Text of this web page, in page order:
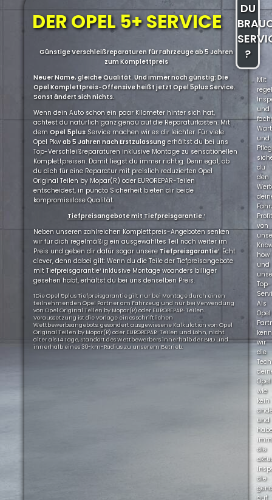
DER OPEL 5+ SERVICE
Günstige Verschleißreparaturen für Fahrzeuge ab 5 Jahren
zum Komplettpreis
Neuer Name, gleiche Qualität. Und immer noch günstig: Die
Opel Komplettpreis-Offensive heißt jetzt Opel 5plus Service.
Sonst ändert sich nichts.
Wenn dein Auto schon ein paar Kilometer hinter sich hat,
achtest du natürlich ganz genau auf die Reparaturkosten. Mit
dem Opel 5plusService machen wir es dir leichter. Für viele
Opel Pkwab 5 Jahren nach Erstzulassungerhältst du bei uns
Top-Verschleißreparaturen inklusive Montage zu sensationellen
Komplettpreisen. Damit liegst du immer richtig. Denn egal, ob
du dich für eine Reparatur mit preislich reduzierten Opel
Original Teilen by Mopar(R) oder EUROREPAR-Teilen
entscheidest, in puncto Sicherheit bieten dir beide
kompromisslose Qualität.
Tiefpreisangebote mit Tiefpreisgarantie.¹
Neben unseren zahlreichen Komplettpreis-Angeboten senken
wir für dich regelmäßig ein ausgewähltes Teil noch weiter im
Preis und geben dir dafür sogar unsere Tiefpreisgarantie¹. Echt
clever, denn dabei gilt: Wenn du die Teile der Tiefpreisangebote
mit Tiefpreisgarantie¹ inklusive Montage woanders billiger
gesehen habt, erhältst du bei uns denselben Preis.
1Die Opel 5plus Tiefpreisgarantie gilt nur bei Montage durch einen
teilnehmenden Opel Partner am Fahrzeug und nur bei Verwendung
von Opel Original Teilen by Mopar(R) oder EUROREPAR-Teilen.
Voraussetzung ist die Vorlage eines schriftlichen
Wettbewerbsangebots: gesondert ausgewiesene Kalkulation von Opel
Original Teilen by Mopar(R) oder EUROREPAR-Teilen und Lohn, nicht
älter als 14 Tage, Standort des Wettbewerbers innerhalb der BRD und
innerhalb eines 30-km-Radius zu unserem Betrieb.
DU
?
Mit
und
und
du
den
von
how
und
Top-
Als
Opel
wir
die
Opel
wie
kein
und
die
die
auf